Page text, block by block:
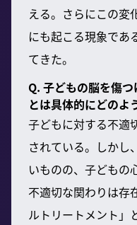
える。さらにこの変
にも起こる現象であ
てきた。
Q. 子どもの脳を傷つ
とは具体的にどのよ
子どもに対する不適
されている。しかし
いものの、子どもの
不適切な関わりは存
ルトリートメント」